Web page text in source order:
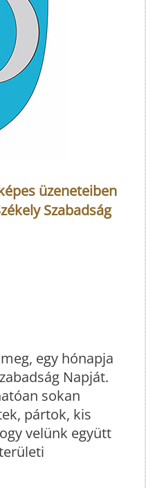
üzeneteiben
Szabadság
egy hónapja
Napját.
sokan
pártok, kis
velünk együtt